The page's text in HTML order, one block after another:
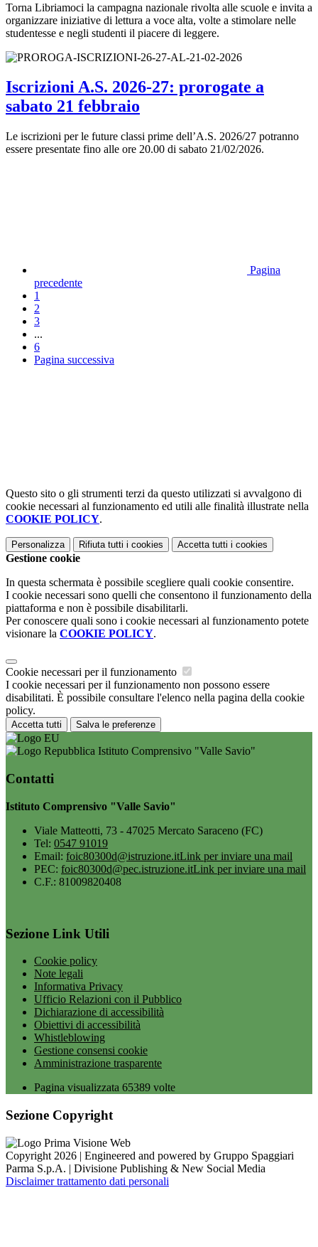
Torna Libriamoci la campagna nazionale rivolta alle scuole e invita a
organizzare iniziative di lettura a voce alta, volte a stimolare nelle
studentesse e negli studenti il piacere di leggere.
Iscrizioni A.S. 2026-27: prorogate a
sabato 21 febbraio
Le iscrizioni per le future classi prime dell’A.S. 2026/27 potranno
essere presentate fino alle ore 20.00 di sabato 21/02/2026.
Pagina
precedente
1
2
3
...
6
Pagina successiva
Questo sito o gli strumenti terzi da questo utilizzati si avvalgono di
cookie necessari al funzionamento ed utili alle finalità illustrate nella
COOKIE POLICY.
Personalizza Rifiuta tutti i cookies Accetta tutti i cookies
Gestione cookie
In questa schermata è possibile scegliere quali cookie consentire.
I cookie necessari sono quelli che consentono il funzionamento della
piattaforma e non è possibile disabilitarli.
Per conoscere quali sono i cookie necessari al funzionamento potete
visionare la COOKIE POLICY.
Cookie necessari per il funzionamento
I cookie necessari per il funzionamento non possono essere
disabilitati. È possibile consultare l'elenco nella pagina della cookie
policy.
Accetta tutti Salva le preferenze
Istituto Comprensivo "Valle Savio"
Contatti
Istituto Comprensivo "Valle Savio"
Viale Matteotti, 73 - 47025 Mercato Saraceno (FC)
Tel: 0547 91019
Email: foic80300d@istruzione.itLink per inviare una mail
PEC: foic80300d@pec.istruzione.itLink per inviare una mail
C.F.: 81009820408
Sezione Link Utili
Cookie policy
Note legali
Informativa Privacy
Ufficio Relazioni con il Pubblico
Dichiarazione di accessibilità
Obiettivi di accessibilità
Whistleblowing
Gestione consensi cookie
Amministrazione trasparente
Pagina visualizzata 65389 volte
Sezione Copyright
Copyright 2026 | Engineered and powered by Gruppo Spaggiari
Parma S.p.A. | Divisione Publishing & New Social Media
Disclaimer trattamento dati personali